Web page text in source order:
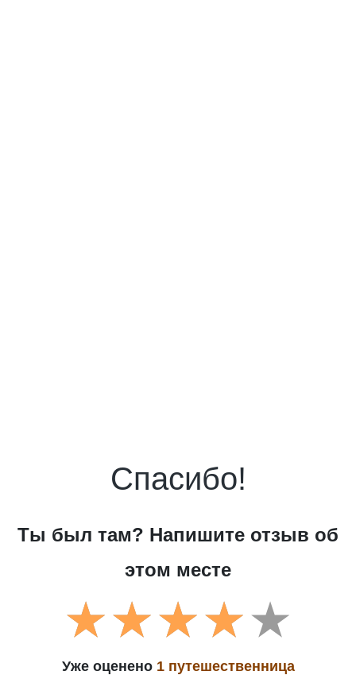
Спасибо!
Ты был там? Напишите отзыв об
этом месте
Уже оценено 1 путешественница